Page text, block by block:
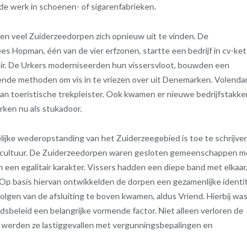
werk in schoenen- of sigarenfabrieken.
veel Zuiderzeedorpen zich opnieuw uit te vinden. De
Hopman, één van de vier erfzonen, startte een bedrijf in cv-
De Urkers moderniseerden hun vissersvloot, bouwden een
methoden om vis in te vriezen over uit Denemarken.
toeristische trekpleister. Ook kwamen er nieuwe
nu als stukadoor.
wederopstanding van het Zuiderzeegebied is toe te
De Zuiderzeedorpen waren gesloten gemeenschappen
egalitair karakter. Vissers hadden een diepe band met elkaar,
basis hiervan ontwikkelden de dorpen een gezamenlijke
van de afsluiting te boven kwamen, aldus Vriend. Hierbij was
een belangrijke vormende factor. Niet alleen verloren de
werden ze lastiggevallen met vergunningsbepalingen en